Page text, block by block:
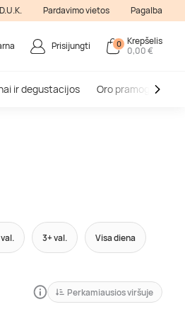
D.U.K. Pardavimo vietos Pagalba
Prisijungti 0 Krepšelis
0,00 €
ir degustacijos Oro pramogos
3+ val. Visa diena
Perkamiausios viršuje